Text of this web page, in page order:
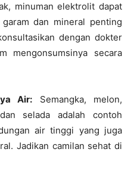
minuman elektrolit dapat
dan mineral penting
dengan dokter
mengonsumsinya secara
Air: Semangka, melon,
selada adalah contoh
air tinggi yang juga
Jadikan camilan sehat di